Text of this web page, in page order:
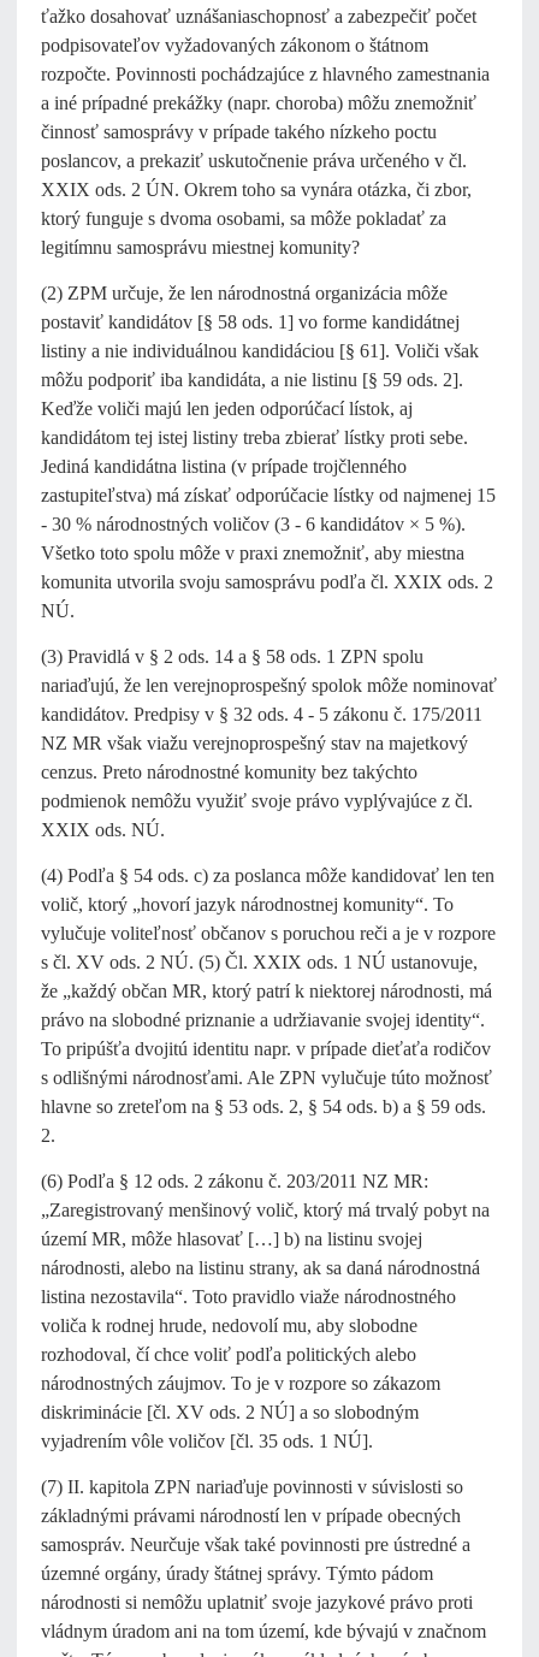
ťažko dosahovať uznášaniaschopnosť a zabezpečiť počet
podpisovateľov vyžadovaných zákonom o štátnom
rozpočte. Povinnosti pochádzajúce z hlavného zamestnania
a iné prípadné prekážky (napr. choroba) môžu znemožniť
činnosť samosprávy v prípade takého nízkeho poctu
poslancov, a prekaziť uskutočnenie práva určeného v čl.
XXIX ods. 2 ÚN. Okrem toho sa vynára otázka, či zbor,
ktorý funguje s dvoma osobami, sa môže pokladať za
legitímnu samosprávu miestnej komunity?
(2) ZPM určuje, že len národnostná organizácia môže
postaviť kandidátov [§ 58 ods. 1] vo forme kandidátnej
listiny a nie individuálnou kandidáciou [§ 61]. Voliči však
môžu podporiť iba kandidáta, a nie listinu [§ 59 ods. 2].
Keďže voliči majú len jeden odporúčací lístok, aj
kandidátom tej istej listiny treba zbierať lístky proti sebe.
Jediná kandidátna listina (v prípade trojčlenného
zastupiteľstva) má získať odporúčacie lístky od najmenej 15
- 30 % národnostných voličov (3 - 6 kandidátov × 5 %).
Všetko toto spolu môže v praxi znemožniť, aby miestna
komunita utvorila svoju samosprávu podľa čl. XXIX ods. 2
NÚ.
(3) Pravidlá v § 2 ods. 14 a § 58 ods. 1 ZPN spolu
nariaďujú, že len verejnoprospešný spolok môže nominovať
kandidátov. Predpisy v § 32 ods. 4 - 5 zákonu č. 175/2011
NZ MR však viažu verejnoprospešný stav na majetkový
cenzus. Preto národnostné komunity bez takýchto
podmienok nemôžu využiť svoje právo vyplývajúce z čl.
XXIX ods. NÚ.
(4) Podľa § 54 ods. c) za poslanca môže kandidovať len ten
volič, ktorý „hovorí jazyk národnostnej komunity“. To
vylučuje voliteľnosť občanov s poruchou reči a je v rozpore
s čl. XV ods. 2 NÚ. (5) Čl. XXIX ods. 1 NÚ ustanovuje,
že „každý občan MR, ktorý patrí k niektorej národnosti, má
právo na slobodné priznanie a udržiavanie svojej identity“.
To pripúšťa dvojitú identitu napr. v prípade dieťaťa rodičov
s odlišnými národnosťami. Ale ZPN vylučuje túto možnosť
hlavne so zreteľom na § 53 ods. 2, § 54 ods. b) a § 59 ods.
2.
(6) Podľa § 12 ods. 2 zákonu č. 203/2011 NZ MR:
„Zaregistrovaný menšinový volič, ktorý má trvalý pobyt na
území MR, môže hlasovať […] b) na listinu svojej
národnosti, alebo na listinu strany, ak sa daná národnostná
listina nezostavila“. Toto pravidlo viaže národnostného
voliča k rodnej hrude, nedovolí mu, aby slobodne
rozhodoval, čí chce voliť podľa politických alebo
národnostných záujmov. To je v rozpore so zákazom
diskriminácie [čl. XV ods. 2 NÚ] a so slobodným
vyjadrením vôle voličov [čl. 35 ods. 1 NÚ].
(7) II. kapitola ZPN nariaďuje povinnosti v súvislosti so
základnými právami národností len v prípade obecných
samospráv. Neurčuje však také povinnosti pre ústredné a
územné orgány, úrady štátnej správy. Týmto pádom
národnosti si nemôžu uplatniť svoje jazykové právo proti
vládnym úradom ani na tom území, kde bývajú v značnom